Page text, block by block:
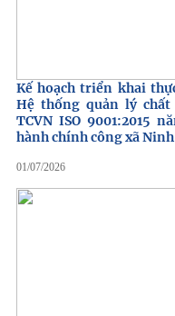
Kế hoạch triển khai
Hệ thống quản lý
TCVN ISO 9001:2015
hành chính công xã
01/07/2026